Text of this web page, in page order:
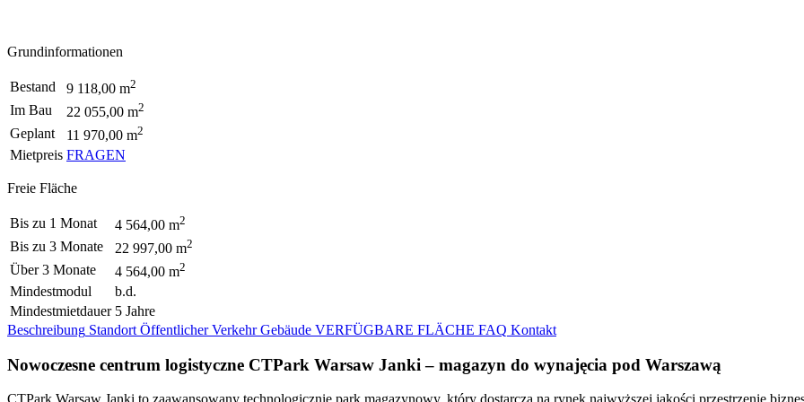
Grundinformationen
Bestand 9 118,00 m2
Im Bau 22 055,00 m2
Geplant 11 970,00 m2
Mietpreis FRAGEN
Freie Fläche
Bis zu 1 Monat 4 564,00 m2
Bis zu 3 Monate 22 997,00 m2
Über 3 Monate 4 564,00 m2
Mindestmodul
b.d.
Mindestmietdauer 5 Jahre
Beschreibung Standort Öffentlicher Verkehr Gebäude VERFÜGBARE FLÄCHE FAQ Kontakt
Nowoczesne centrum logistyczne CTPark Warsaw Janki – magazyn do wynajęcia pod Warszawą